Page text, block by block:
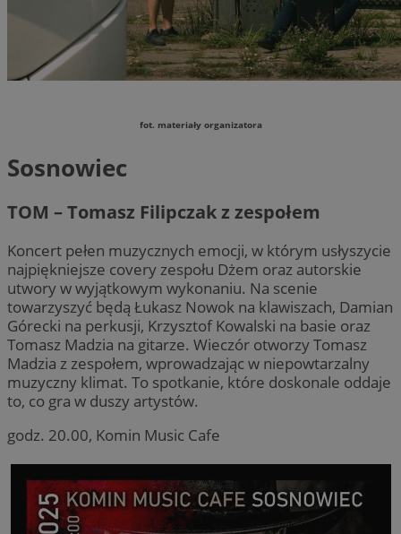
fot. materiały organizatora
Sosnowiec
TOM – Tomasz Filipczak z zespołem
Koncert pełen muzycznych emocji, w którym usłyszycie
najpiękniejsze covery zespołu Dżem oraz autorskie
utwory w wyjątkowym wykonaniu. Na scenie
towarzyszyć będą Łukasz Nowok na klawiszach, Damian
Górecki na perkusji, Krzysztof Kowalski na basie oraz
Tomasz Madzia na gitarze. Wieczór otworzy Tomasz
Madzia z zespołem, wprowadzając w niepowtarzalny
muzyczny klimat. To spotkanie, które doskonale oddaje
to, co gra w duszy artystów.
godz. 20.00, Komin Music Cafe